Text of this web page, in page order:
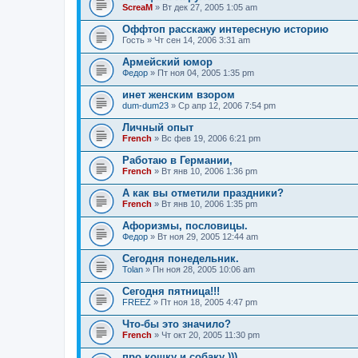
ScreaM » Вт дек 27, 2005 1:05 am
Оффтоп расскажу интересную историю
Гость » Чт сен 14, 2006 3:31 am
Армейский юмор
Федор » Пт ноя 04, 2005 1:35 pm
инет женским взором
dum-dum23 » Ср апр 12, 2006 7:54 pm
Личный опыт
French » Вс фев 19, 2006 6:21 pm
Работаю в Германии,
French » Вт янв 10, 2006 1:36 pm
А как вы отметили праздники?
French » Вт янв 10, 2006 1:35 pm
Афоризмы, пословицы.
Федор » Вт ноя 29, 2005 12:44 am
Сегодня понедельник.
Tolan » Пн ноя 28, 2005 10:06 am
Сегодня пятница!!!
FREEZ » Пт ноя 18, 2005 4:47 pm
Что-бы это значило?
French » Чт окт 20, 2005 11:30 pm